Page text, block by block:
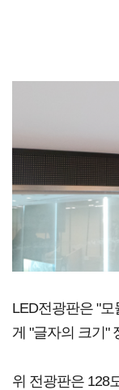
LED전광판은 "
게 "글자의 크기"
위 전광판은 128